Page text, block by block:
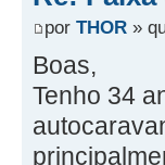
por THOR »
Boas,
Tenho 34